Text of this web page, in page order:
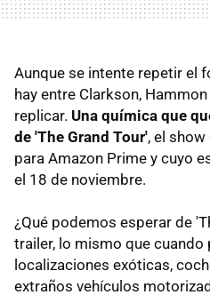
Aunque se intente repetir el
hay entre Clarkson,
replicar. Una química que
de 'The Grand Tour', el
para Amazon Prime y cuyo
el 18 de noviembre.
¿Qué podemos esperar de
trailer, lo mismo que cuando
localizaciones exóticas,
extraños vehículos